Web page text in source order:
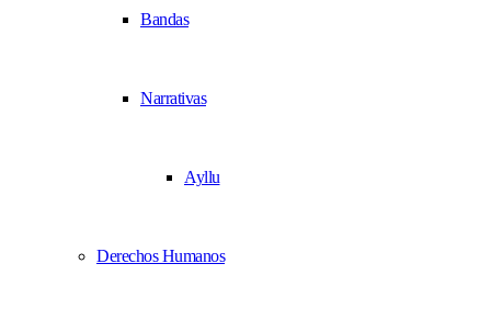
Bandas
Narrativas
Ayllu
Derechos Humanos